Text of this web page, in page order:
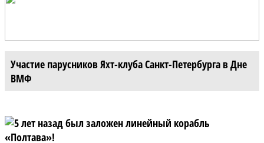
Участие парусников Яхт-клуба Санкт-Петербурга в Дне
ВМФ